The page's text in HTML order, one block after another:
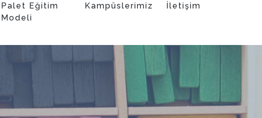
Palet Eğitim
Modeli
Kampüslerimiz İletişim